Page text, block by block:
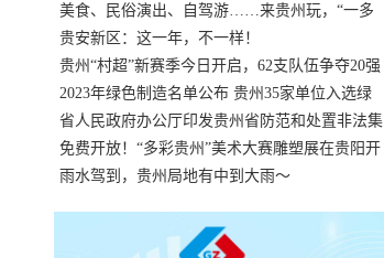
正式“打响”
美食、民俗演出、自驾游……来贵州玩，“一多
两减三免”！
贵安新区：这一年，不一样！
贵州“村超”新赛季今日开启，62支队伍争夺20强
名额
2023年绿色制造名单公布 贵州35家单位入选绿
色工厂
省人民政府办公厅印发贵州省防范和处置非法集
资工作实施细则
免费开放！“多彩贵州”美术大赛雕塑展在贵阳开
展，持续至1月19日
雨水驾到，贵州局地有中到大雨～